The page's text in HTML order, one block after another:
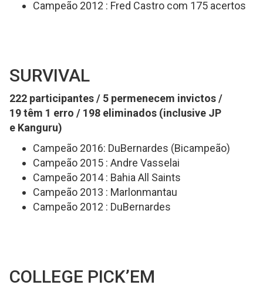
Campeão 2012 : Fred Castro com 175 acertos
SURVIVAL
222 participantes / 5 permenecem invictos /
19 têm 1 erro / 198 eliminados (inclusive JP
e Kanguru)
Campeão 2016: DuBernardes (Bicampeão)
Campeão 2015 : Andre Vasselai
Campeão 2014 : Bahia All Saints
Campeão 2013 : Marlonmantau
Campeão 2012 : DuBernardes
COLLEGE PICK’EM